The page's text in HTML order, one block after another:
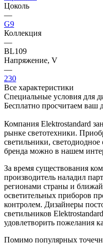
Цоколь
—
G9
Коллекция
—
BL109
Напряжение, V
—
230
Все характеристики
Специальные условия для
Бесплатно просчитаем ваш
Компания Elektrostandard
рынке светотехники.
светильники,
бренда можно в нашем
За время существования
производитель наладил
регионами страны и
осветительных приборов
контролем. Дизайнеры
светильников
удовлетворить пожелания
Помимо популярных